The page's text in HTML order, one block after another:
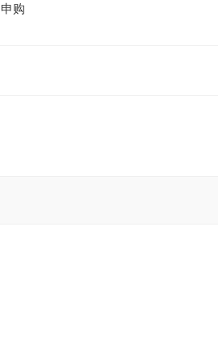
申购